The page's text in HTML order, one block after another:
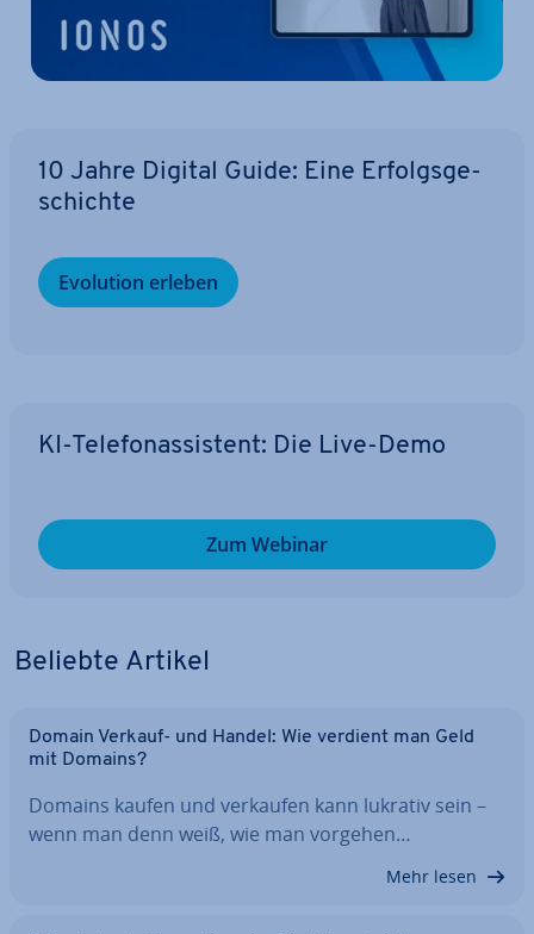
10 Jahre Digital Guide: Eine Er­folgs­ge­
schich­te
Evolution erleben
KI-Te­le­fon­as­sis­tent: Die Live-Demo
Zum Webinar
Beliebte Artikel
Domain Verkauf- und Handel: Wie verdient man Geld
mit Domains?
Domains kaufen und verkaufen kann lukrativ sein –
wenn man denn weiß, wie man vorgehen…
Mehr lesen